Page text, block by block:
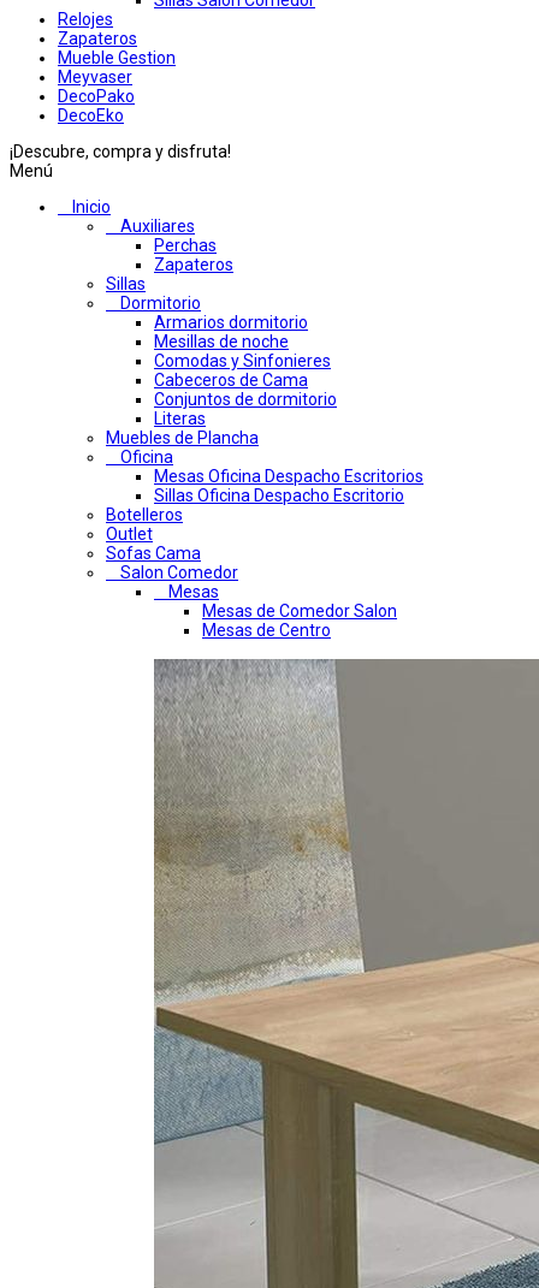
Relojes
Zapateros
Mueble Gestion
Meyvaser
DecoPako
DecoEko
¡Descubre, compra y disfruta!
Menú
Inicio
Auxiliares
Perchas
Zapateros
Sillas
Dormitorio
Armarios dormitorio
Mesillas de noche
Comodas y Sinfonieres
Cabeceros de Cama
Conjuntos de dormitorio
Literas
Muebles de Plancha
Oficina
Mesas Oficina Despacho Escritorios
Sillas Oficina Despacho Escritorio
Botelleros
Outlet
Sofas Cama
Salon Comedor
Mesas
Mesas de Comedor Salon
Mesas de Centro